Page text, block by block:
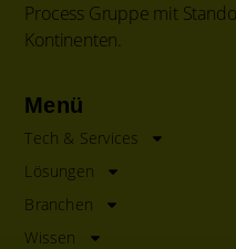
Process Gruppe mit
Kontinenten.
Menü
Tech & Services
Lösungen
Branchen
Wissen